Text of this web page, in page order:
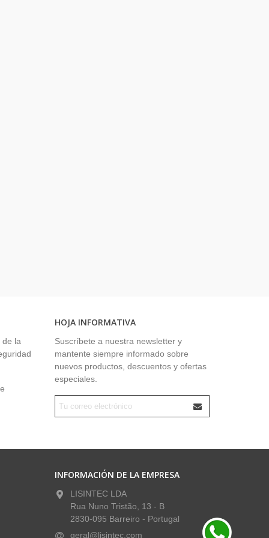
de la
HOJA INFORMATIVA
Suscríbete a nuestra newsletter y
mantente siempre informado sobre
nuevos productos, descuentos y ofertas
especiales.
INFORMACIÓN DE LA EMPRESA
LISINTEC LDA
Rua Nuno Tristão, 13 - B
2830-095 Barreiro - Portugal
geral@lisintec.com